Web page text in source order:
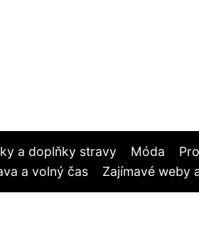
a doplňky stravy Móda
a volný čas Zajímavé weby